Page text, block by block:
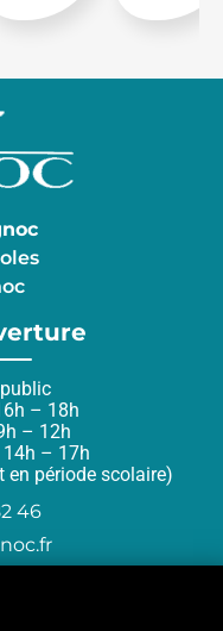
– 18h
– 12h
– 17h
période scolaire)
46